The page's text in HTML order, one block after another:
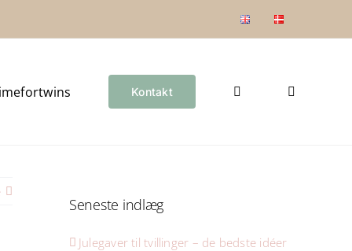
Kontakt
Seneste indlæg
Julegaver til tvillinger – de bedste idéer